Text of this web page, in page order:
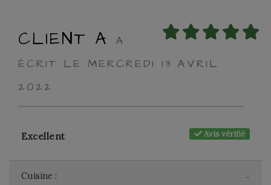
CLIENT A
A
ÉCRIT LE MERCREDI 13 AVRIL
2022
Avis vérifié
Excellent
-
Cuisine :